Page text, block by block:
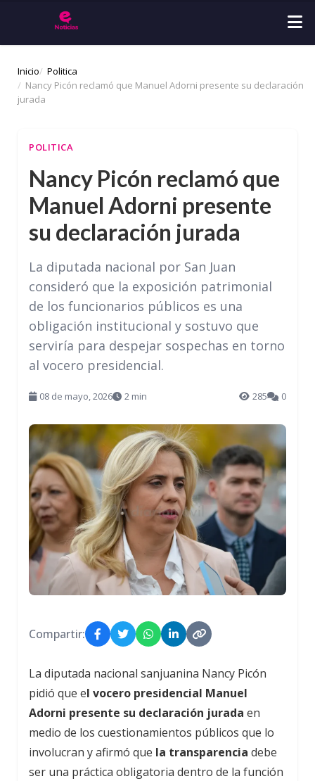
Inicio
Politica
Nancy Picón reclamó que Manuel Adorni presente su declaración
jurada
POLITICA
Nancy Picón reclamó que
Manuel Adorni presente
su declaración jurada
La diputada nacional por San Juan
consideró que la exposición patrimonial
de los funcionarios públicos es una
obligación institucional y sostuvo que
serviría para despejar sospechas en torno
al vocero presidencial.
08 de mayo, 2026 2 min 285 0
Compartir:
La diputada nacional sanjuanina Nancy Picón
pidió que el vocero presidencial Manuel
Adorni presente su declaración jurada en
medio de los cuestionamientos públicos que lo
involucran y afirmó que la transparencia debe
ser una práctica obligatoria dentro de la función